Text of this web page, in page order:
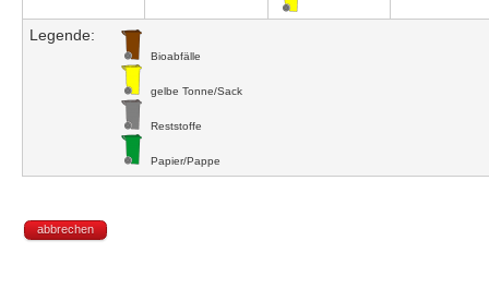
Legende:
Bioabfälle
gelbe Tonne/Sack
Reststoffe
Papier/Pappe
abbrechen